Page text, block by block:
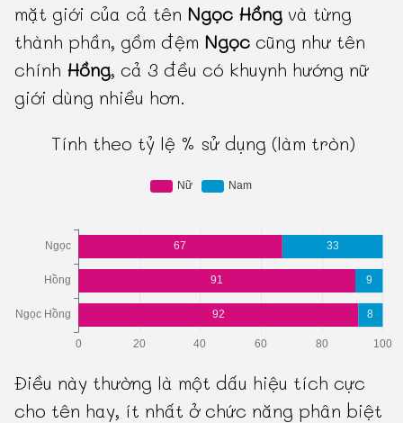
mặt giới của cả tên Ngọc Hồng và từng
thành phần, gồm đệm Ngọc cũng như tên
chính Hồng, cả 3 đều có khuynh hướng nữ
giới dùng nhiều hơn.
Tính theo tỷ lệ % sử dụng (làm tròn)
Điều này thường là một dấu hiệu tích cực
cho tên hay, ít nhất ở chức năng phân biệt